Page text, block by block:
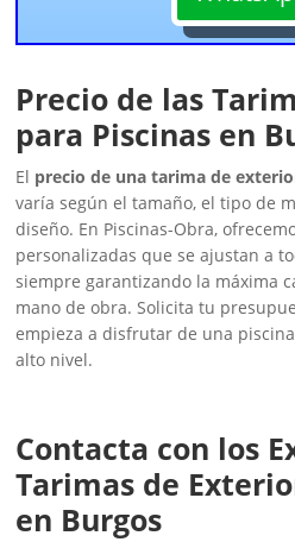
Precio de las
para Piscinas en
El precio de una tarima de
varía según el tamaño, el tipo de
diseño. En Piscinas-Obra,
personalizadas que se ajustan a
siempre garantizando la máxima
mano de obra. Solicita tu
empieza a disfrutar de una
alto nivel.
Contacta con los
Tarimas de
en Burgos